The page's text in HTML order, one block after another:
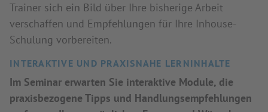
Trainer sich ein Bild über Ihre bisherige Arbeit
verschaffen und Empfehlungen für Ihre Inhouse-
Schulung vorbereiten.
INTERAKTIVE UND PRAXISNAHE LERNINHALTE
Im Seminar erwarten Sie interaktive Module, die
praxisbezogene Tipps und Handlungsempfehlungen